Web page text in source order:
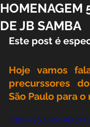
HOMENAGEM
DE JB SAMBA
Este post é
Hoje vamos
precurssores
São Paulo para o
https://youtu.be/